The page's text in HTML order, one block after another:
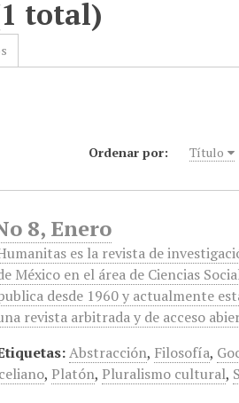
total)
Ordenar por: Título
8, Enero
es la revista de
México en el área de Ciencias
desde 1960 y actualmente
revista arbitrada y de acceso
Abstracción, Filosofía,
, Platón, Pluralismo cultural,